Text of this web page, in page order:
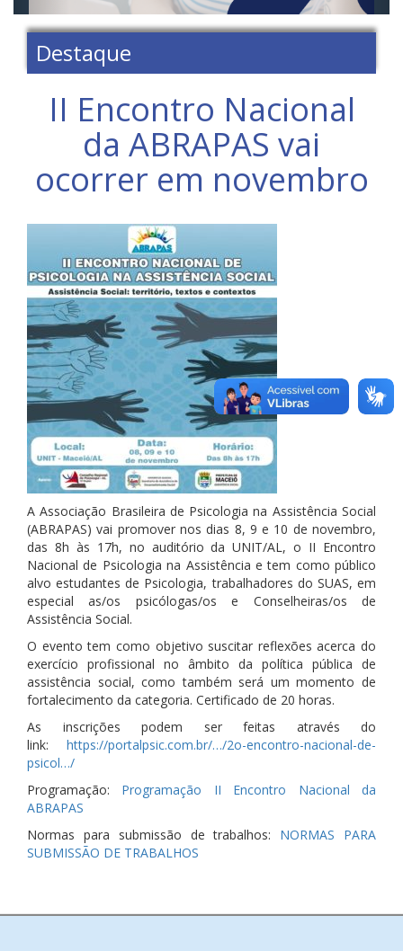
Destaque
II Encontro Nacional
da ABRAPAS vai
ocorrer em novembro
A Associação Brasileira de Psicologia na Assistência Social
(ABRAPAS) vai promover nos dias 8, 9 e 10 de novembro,
das 8h às 17h, no auditório da UNIT/AL, o II Encontro
Nacional de Psicologia na Assistência e tem como público
alvo estudantes de Psicologia, trabalhadores do SUAS, em
especial as/os psicólogas/os e Conselheiras/os de
Assistência Social.
O evento tem como objetivo suscitar reflexões acerca do
exercício profissional no âmbito da política pública de
assistência social, como também será um momento de
fortalecimento da categoria. Certificado de 20 horas.
As inscrições podem ser feitas através do
link: https://portalpsic.com.br/…/2o-encontro-nacional-de-
psicol…/
Programação: Programação II Encontro Nacional da
ABRAPAS
Normas para submissão de trabalhos: NORMAS PARA
SUBMISSÃO DE TRABALHOS